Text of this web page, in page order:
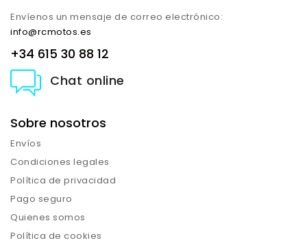
Envíenos un mensaje de correo electrónico:
info@rcmotos.es
+34 615 30 88 12
Chat online
Sobre nosotros
Envíos
Condiciones legales
Política de privacidad
Pago seguro
Quienes somos
Política de cookies